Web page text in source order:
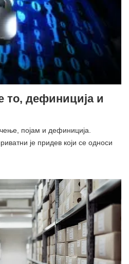
то, дефиниција и
појам и дефиниција.
је придев који се односи